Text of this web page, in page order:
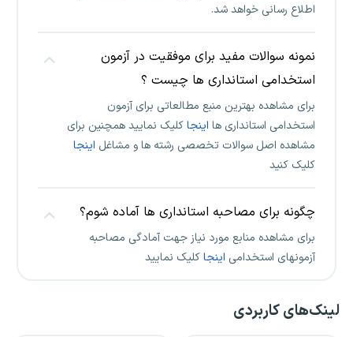
اطلاع رسانی خواهد شد.
نمونه سوالات مفید برای موفقیت در آزمون
استخدامی استانداری ها چیست ؟
برای مشاهده بهترین منبع مطالعاتی برای آزمون
استخدامی استانداری ها اینجاکلیک نمایید همچنین برای
مشاهده اصل سوالات تخصصی رشته ها و مشاغل اینجا
کلیک کنید
چگونه برای مصاحبه استانداری ها آماده شوم؟
برای مشاهده منابع مورد نیاز جهت آمادگی مصاحبه
آزمونهای استخدامی اینجاکلیک نمایید
لینک‌های کاربردی